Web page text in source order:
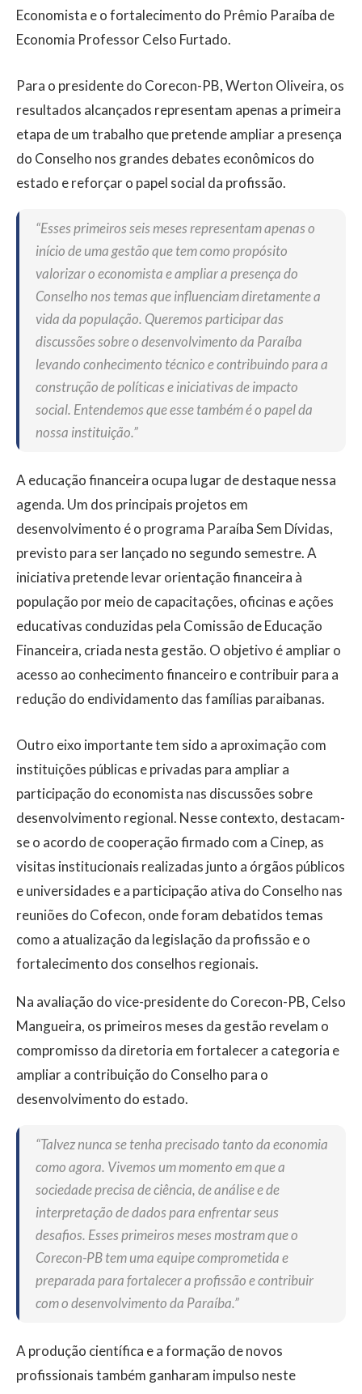
Economista e o fortalecimento do Prêmio Paraíba de
Economia Professor Celso Furtado.
Para o presidente do Corecon-PB, Werton Oliveira, os
resultados alcançados representam apenas a primeira
etapa de um trabalho que pretende ampliar a presença
do Conselho nos grandes debates econômicos do
estado e reforçar o papel social da profissão.
“Esses primeiros seis meses representam apenas o
início de uma gestão que tem como propósito
valorizar o economista e ampliar a presença do
Conselho nos temas que influenciam diretamente a
vida da população. Queremos participar das
discussões sobre o desenvolvimento da Paraíba
levando conhecimento técnico e contribuindo para a
construção de políticas e iniciativas de impacto
social. Entendemos que esse também é o papel da
nossa instituição.”
A educação financeira ocupa lugar de destaque nessa
agenda. Um dos principais projetos em
desenvolvimento é o programa Paraíba Sem Dívidas,
previsto para ser lançado no segundo semestre. A
iniciativa pretende levar orientação financeira à
população por meio de capacitações, oficinas e ações
educativas conduzidas pela Comissão de Educação
Financeira, criada nesta gestão. O objetivo é ampliar o
acesso ao conhecimento financeiro e contribuir para a
redução do endividamento das famílias paraibanas.
Outro eixo importante tem sido a aproximação com
instituições públicas e privadas para ampliar a
participação do economista nas discussões sobre
desenvolvimento regional. Nesse contexto, destacam-
se o acordo de cooperação firmado com a Cinep, as
visitas institucionais realizadas junto a órgãos públicos
e universidades e a participação ativa do Conselho nas
reuniões do Cofecon, onde foram debatidos temas
como a atualização da legislação da profissão e o
fortalecimento dos conselhos regionais.
Na avaliação do vice-presidente do Corecon-PB, Celso
Mangueira, os primeiros meses da gestão revelam o
compromisso da diretoria em fortalecer a categoria e
ampliar a contribuição do Conselho para o
desenvolvimento do estado.
“Talvez nunca se tenha precisado tanto da economia
como agora. Vivemos um momento em que a
sociedade precisa de ciência, de análise e de
interpretação de dados para enfrentar seus
desafios. Esses primeiros meses mostram que o
Corecon-PB tem uma equipe comprometida e
preparada para fortalecer a profissão e contribuir
com o desenvolvimento da Paraíba.”
A produção científica e a formação de novos
profissionais também ganharam impulso neste